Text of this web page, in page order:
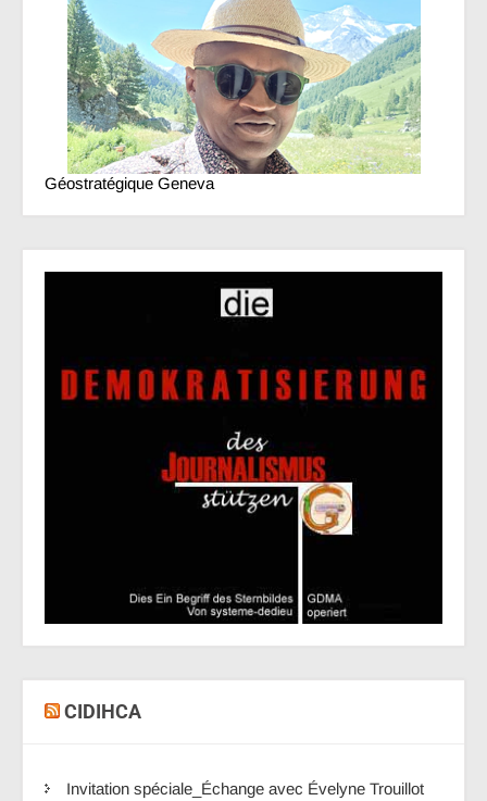
Géostratégique Geneva
CIDIHCA
Invitation spéciale_Échange avec Évelyne Trouillot